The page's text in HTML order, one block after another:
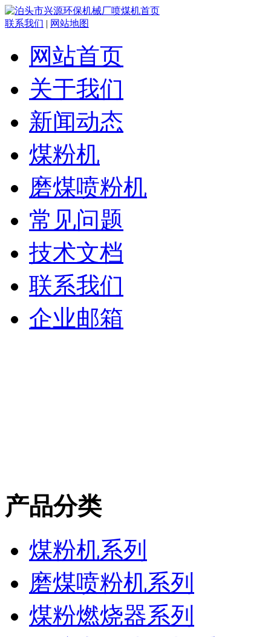
联系我们 | 网站地图
网站首页
关于我们
新闻动态
煤粉机
磨煤喷粉机
常见问题
技术文档
联系我们
企业邮箱
产品分类
煤粉机系列
磨煤喷粉机系列
煤粉燃烧器系列